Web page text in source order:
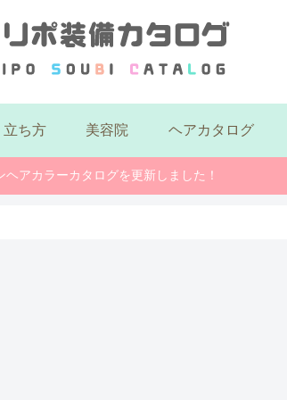
立ち方 美容院 ヘアカタログ
ヘアカラーカタログを更新しました！